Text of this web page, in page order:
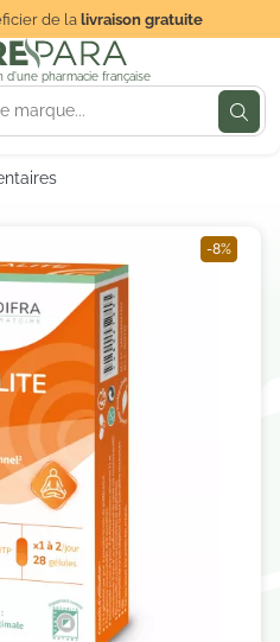
de lalivraison gratuite
d'une pharmacie française
-8%